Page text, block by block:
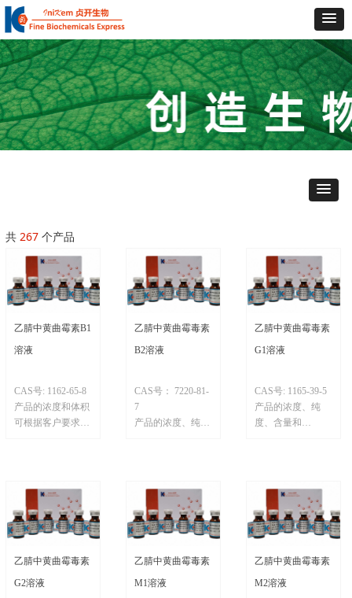
共 267 个产品
乙腈中黄曲霉素B1
溶液
CAS号: 1162-65-8
产品的浓度和体积
可根据客户要求定
乙腈中黄曲霉毒素
B2溶液
CAS号： 7220-81-
7
产品的浓度、纯
乙腈中黄曲霉毒素
G1溶液
CAS号: 1165-39-5
产品的浓度、纯
度、含量和
乙腈中黄曲霉毒素
G2溶液
乙腈中黄曲霉毒素
M1溶液
乙腈中黄曲霉毒素
M2溶液